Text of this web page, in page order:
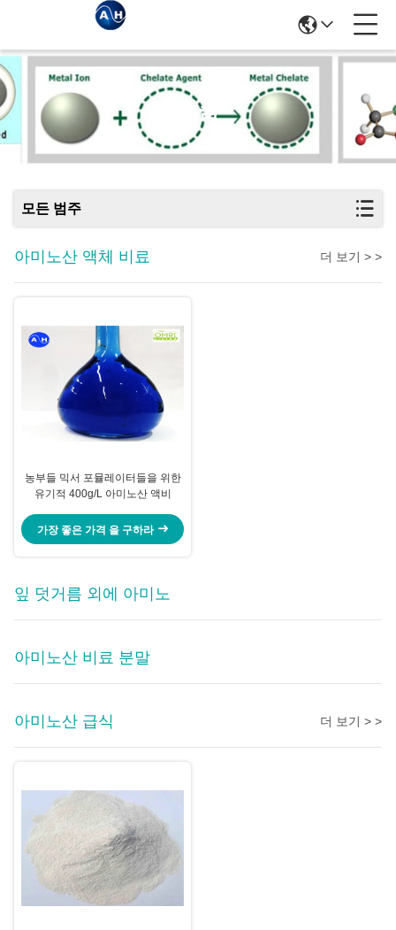
상품
모든 범주
아미노산 액체 비료 더 보기 > >
농부들 믹서 포뮬레이터들을 위한
유기적 400g/L 아미노산 액비
가장 좋은 가격 을 구하라
잎 덧거름 외에 아미노
아미노산 비료 분말
아미노산 급식 더 보기 > >